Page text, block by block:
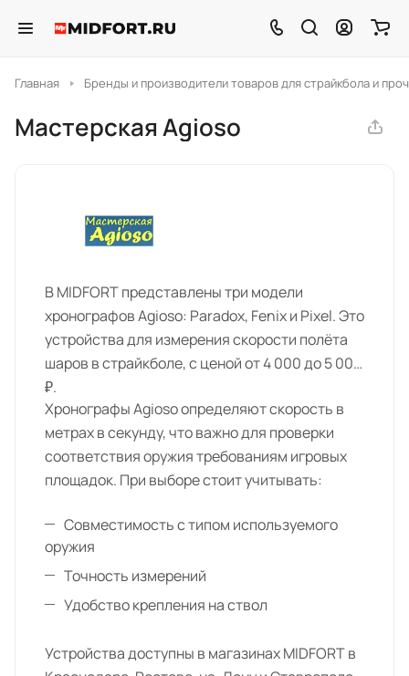
Главная Бренды и производители товаров для страйкбола и
Мастерская Agioso
В MIDFORT представлены три модели
хронографов Agioso: Paradox, Fenix и Pixel. Это
устройства для измерения скорости полёта
шаров в страйкболе, с ценой от 4 000 до 5 000
₽.
Хронографы Agioso определяют скорость в
метрах в секунду, что важно для проверки
соответствия оружия требованиям игровых
площадок. При выборе стоит учитывать:
Совместимость с типом используемого
оружия
Точность измерений
Удобство крепления на ствол
Устройства доступны в магазинах MIDFORT в